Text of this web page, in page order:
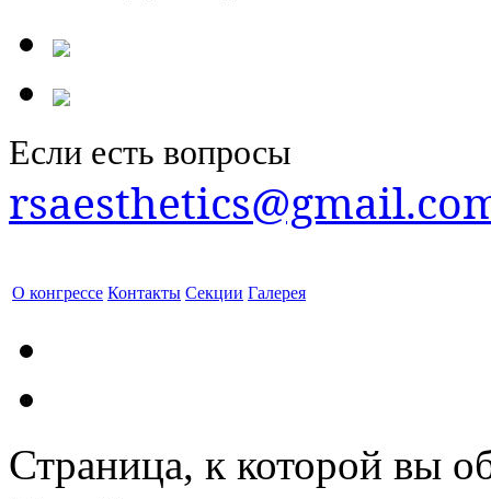
Если есть вопросы
О конгрессе Контакты Секции Галерея
Страница, к которой вы